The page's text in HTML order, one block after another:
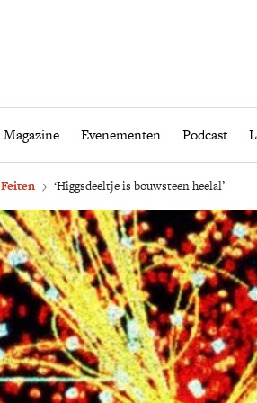
Magazine Evenementen Podcast
Home Magazine
Feiten ‘Higgsdeeltje is bouwsteen heelal’